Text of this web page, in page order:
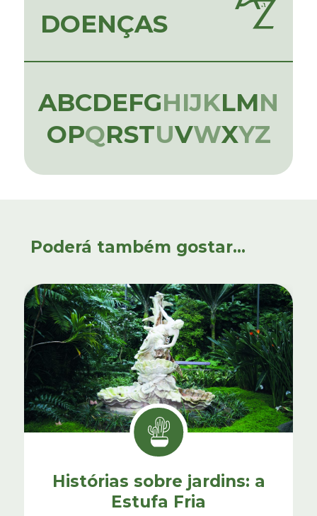
DOENÇAS
ABCDEFGHIJKLMN
OPQRSTUVWXYZ
Poderá também gostar...
Histórias sobre jardins: a
Estufa Fria